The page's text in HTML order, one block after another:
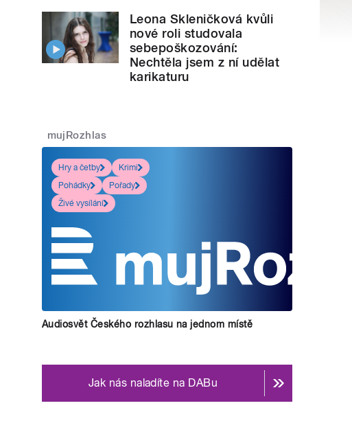
Leona Skleničková kvůli
nové roli studovala
sebepoškozování:
Nechtěla jsem z ní udělat
karikaturu
mujRozhlas
Hry a četby
Krimi
Pohádky
Pořady
Živé vysílání
Audiosvět Českého rozhlasu na jednom místě
Jak nás naladíte na DABu